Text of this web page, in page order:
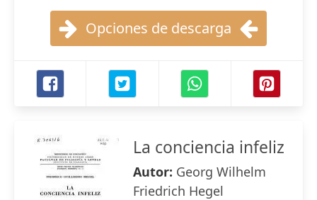
Opciones de descarga
La conciencia infeliz
Autor: Georg Wilhelm
Friedrich Hegel